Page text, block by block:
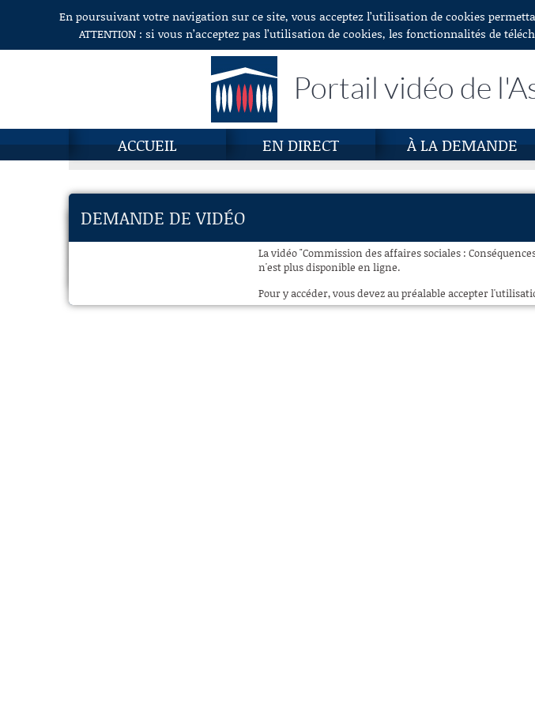
Aller au contenuEn poursuivant votre navigation sur ce site, vous acceptez l’utilisation de cookies
ATTENTION : si vous n’acceptez pas l’utilisation de cookies, les fonctionnalités de
Portail vidéo de
ACCUEIL EN DIRECT À LA DEMANDE
DEMANDE DE VIDÉO
La vidéo "Commission des affaires sociales :
n'est plus disponible en ligne.
Pour y accéder, vous devez au préalable accepter